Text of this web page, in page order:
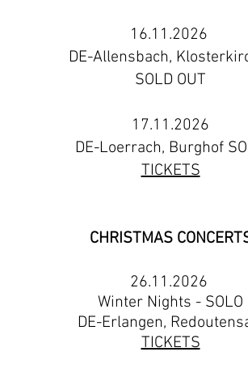
16.11.2026
DE-Allensbach,
SOLD OUT
17.11.2026
DE-Loerrach, Burghof
TICKETS
CHRISTMAS
26.11.2026
Winter Nights - SOLO
DE-Erlangen,
TICKETS